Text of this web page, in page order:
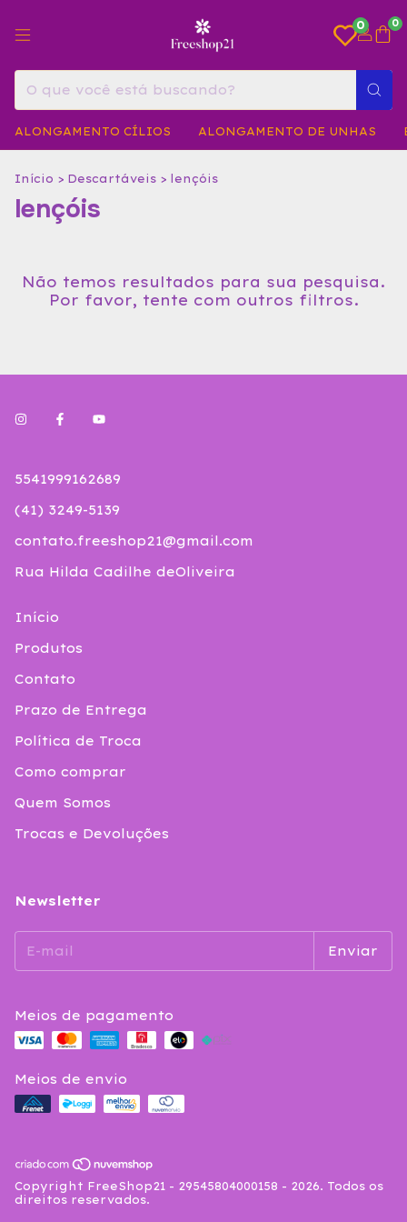
0 0
ALONGAMENTO CÍLIOS ALONGAMENTO DE UNHAS
Início > Descartáveis > lençóis
lençóis
Não temos resultados para sua pesquisa.
Por favor, tente com outros filtros.
5541999162689
(41) 3249-5139
contato.freeshop21@gmail.com
Rua Hilda Cadilhe deOliveira
Início
Produtos
Contato
Prazo de Entrega
Política de Troca
Como comprar
Quem Somos
Trocas e Devoluções
Newsletter
Meios de pagamento
Meios de envio
Copyright FreeShop21 - 29545804000158 - 2026. Todos os
direitos reservados.